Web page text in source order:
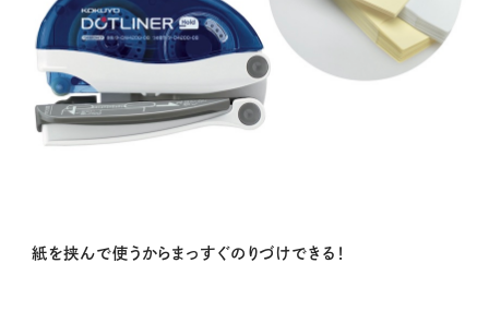
紙を挟んで使うからまっすぐのりづけできる！